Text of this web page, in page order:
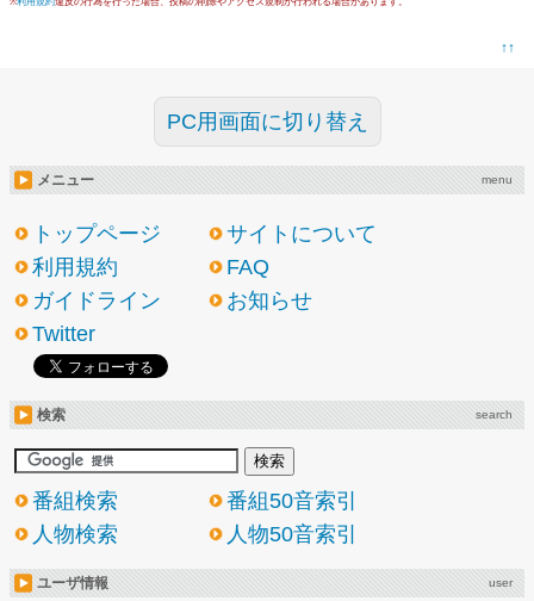
↑↑
PC用画面に切り替え
メニュー menu
トップページ
サイトについて
利用規約
FAQ
ガイドライン
お知らせ
Twitter
検索 search
番組検索
番組50音索引
人物検索
人物50音索引
ユーザ情報 user